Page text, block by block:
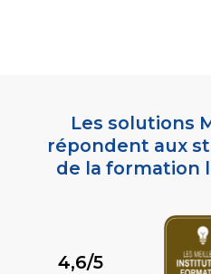
Les solutions
répondent aux
de la formation
4,6/5